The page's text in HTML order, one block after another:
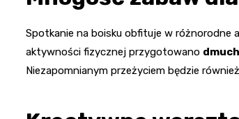
Spotkanie na boisku obfituje w różnorodne
aktywności fizycznej przygotowano
Niezapomnianym przeżyciem będzie również